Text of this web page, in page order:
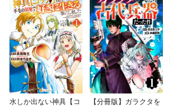
水しか出ない神具【コ
【分冊版】ガラクタを